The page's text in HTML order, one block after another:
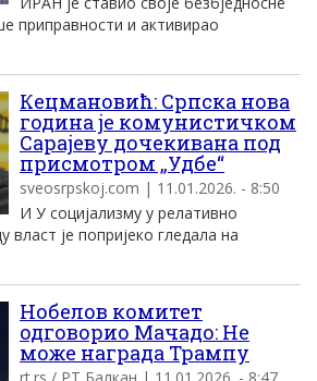
приправности и активирао
Кецмановић: Српска нова
година је комунистичком
Сарајеву дочекивана под
присмотром „Удбе“
sveosrpskoj.com | 11.01.2026. - 8:50
И У социјализму у релативно
власт је попријеко гледала на
Нобелов комитет
одговорио Мачадо: Не
може награда Трампу